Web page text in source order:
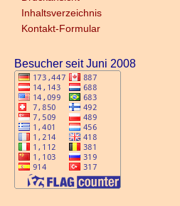
Inhaltsverzeichnis
Kontakt-Formular
Besucher seit Juni 2008